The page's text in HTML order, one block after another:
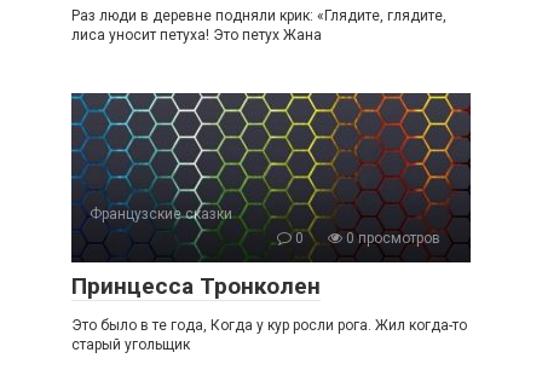
Раз люди в деревне подняли крик: «Глядите, глядите,
лиса уносит петуха! Это петух Жана
Французские сказки
0
0 просмотров
Принцесса Тронколен
Это было в те года, Когда у кур росли рога. Жил когда-то
старый угольщик